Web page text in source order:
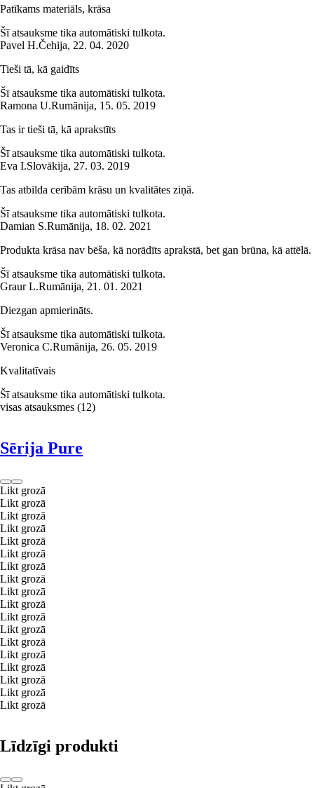
Patīkams materiāls, krāsa
Šī atsauksme tika automātiski tulkota.
Pavel H.Čehija, 22. 04. 2020
Tieši tā, kā gaidīts
Šī atsauksme tika automātiski tulkota.
Ramona U.Rumānija, 15. 05. 2019
Tas ir tieši tā, kā aprakstīts
Šī atsauksme tika automātiski tulkota.
Eva I.Slovākija, 27. 03. 2019
Tas atbilda cerībām krāsu un kvalitātes ziņā.
Šī atsauksme tika automātiski tulkota.
Damian S.Rumānija, 18. 02. 2021
Produkta krāsa nav bēša, kā norādīts aprakstā, bet gan brūna, kā attēlā.
Šī atsauksme tika automātiski tulkota.
Graur L.Rumānija, 21. 01. 2021
Diezgan apmierināts.
Šī atsauksme tika automātiski tulkota.
Veronica C.Rumānija, 26. 05. 2019
Kvalitatīvais
Šī atsauksme tika automātiski tulkota.
visas atsauksmes (12)
Sērija Pure
Likt grozā
Likt grozā
Likt grozā
Likt grozā
Likt grozā
Likt grozā
Likt grozā
Likt grozā
Likt grozā
Likt grozā
Likt grozā
Likt grozā
Likt grozā
Likt grozā
Likt grozā
Likt grozā
Likt grozā
Likt grozā
Līdzīgi produkti